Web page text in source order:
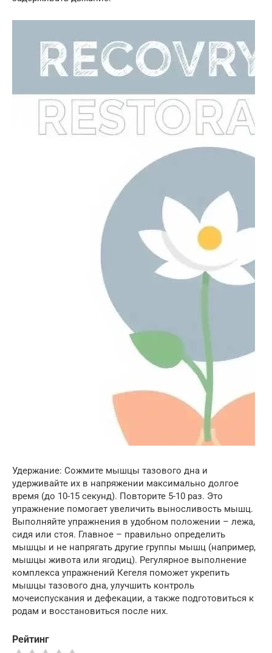
Удержание: Сожмите мышцы тазового дна и
удерживайте их в напряжении максимально долгое
время (до 10-15 секунд). Повторите 5-10 раз. Это
упражнение помогает увеличить выносливость мышц.
Выполняйте упражнения в удобном положении – лежа,
сидя или стоя. Главное – правильно определить
мышцы и не напрягать другие группы мышц (например,
мышцы живота или ягодиц). Регулярное выполнение
комплекса упражнений Кегеля поможет укрепить
мышцы тазового дна, улучшить контроль
мочеиспускания и дефекации, а также подготовиться к
родам и восстановиться после них.
Рейтинг